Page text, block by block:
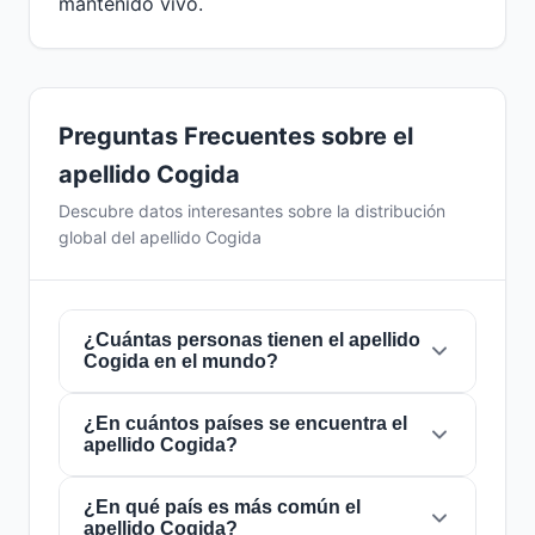
Preguntas Frecuentes sobre el
apellido Cogida
Descubre datos interesantes sobre la distribución
global del apellido Cogida
¿Cuántas personas tienen el apellido
Cogida en el mundo?
Actualmente hay aproximadamente1
personascon el apellido
mundo. Esto significa que aproximadamente 1
de cada8,000,000,000 personas
¿En cuántos países se encuentra el
apellido Cogida?
El apellidoCogidaestá presente en
¿En qué país es más común el
apellido Cogida?